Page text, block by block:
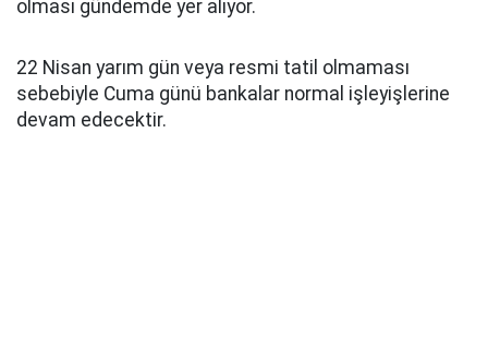
olması gündemde yer alıyor.
22 Nisan yarım gün veya resmi tatil olmaması
sebebiyle Cuma günü bankalar normal işleyişlerine
devam edecektir.